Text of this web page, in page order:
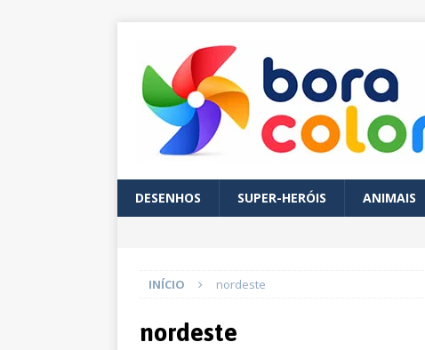
DESENHOS SUPER-HERÓIS ANIMAIS
INÍCIO nordeste
nordeste